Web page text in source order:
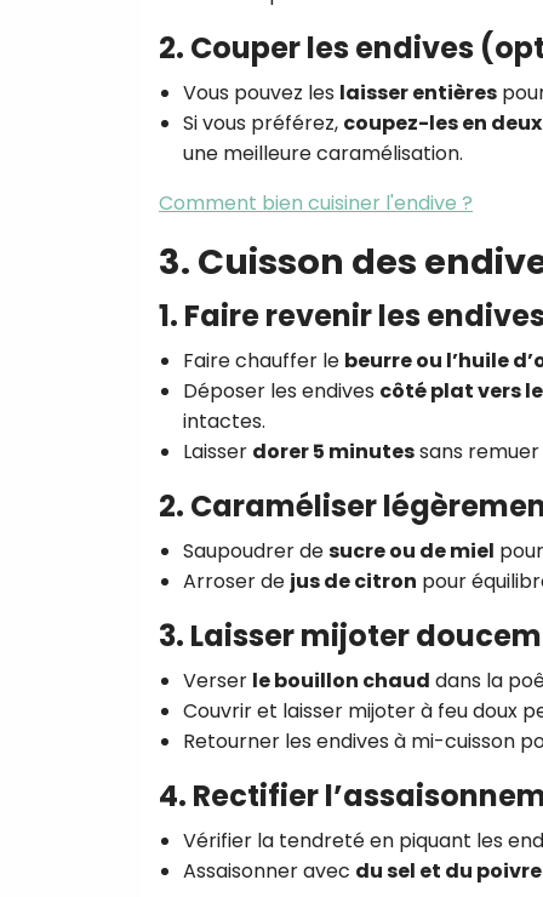
2. Couper les endives
Vous pouvez les laisser entières
Si vous préférez, coupez-les en
une meilleure caramélisation.
Comment bien cuisiner l'endive ?
3. Cuisson des
1. Faire revenir les
Faire chauffer le beurre ou l’huile
Déposer les endives côté plat vers
intactes.
Laisser dorer 5 minutessans
2. Caraméliser
Saupoudrer desucre ou de miel
Arroser de jus de citron pour
3. Laisser mijoter
Verser le bouillon chaud dans la
Couvrir et laisser mijoter à feu doux
Retourner les endives à mi-cuisson
4. Rectifier
Vérifier la tendreté en piquant les
Assaisonner avec du sel et du poivre